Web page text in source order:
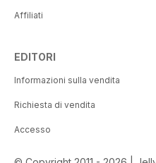
Affiliati
EDITORI
Informazioni sulla vendita
Richiesta di vendita
Accesso